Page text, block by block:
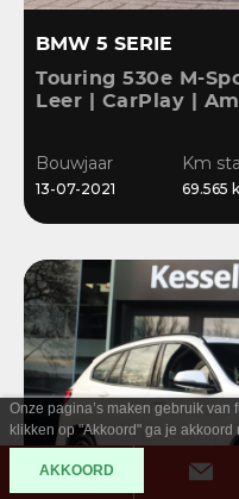
BMW 5 SERIE
Touring 530e M-
Leer | CarPlay |
Bouwjaar
13-07-2021
Km
69.565
Onze pagina’s maken gebruik
klikken op "Akkoord" ga je
AKKOORD